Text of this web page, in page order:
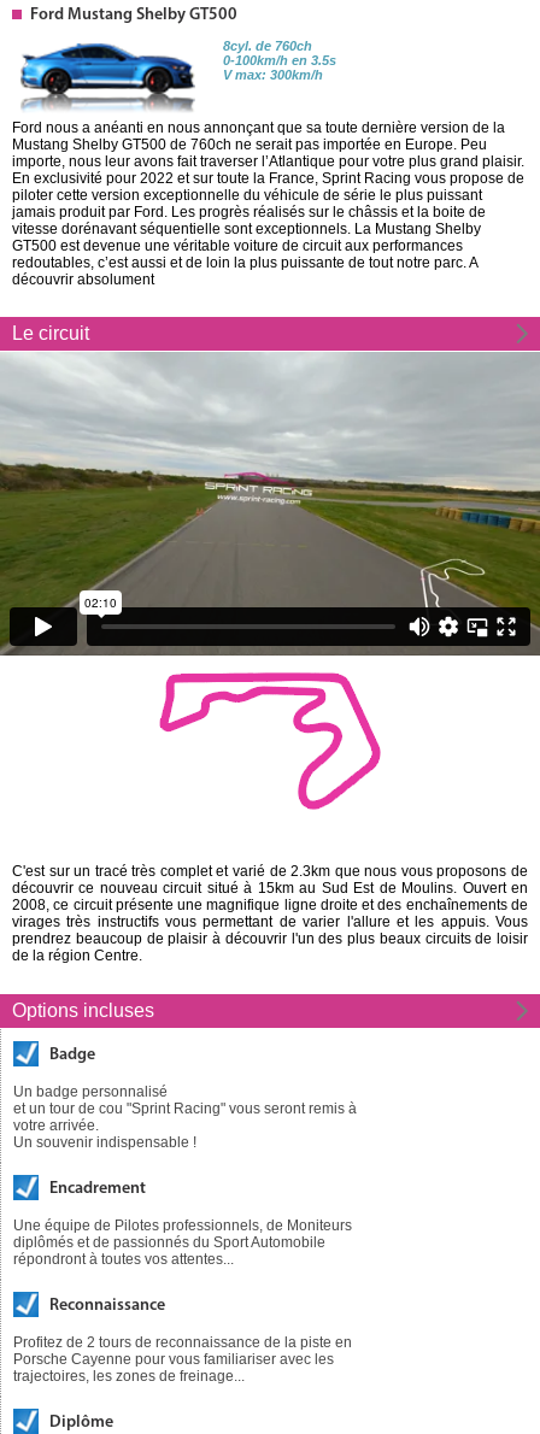
Options incluses
Badge
Un badge personnalisé
et un tour de cou "Sprint Racing" vous seront remis à
votre arrivée.
Un souvenir indispensable !
Encadrement
Une équipe de Pilotes professionnels, de Moniteurs
diplômés et de passionnés du Sport Automobile
répondront à toutes vos attentes...
Reconnaissance
Profitez de 2 tours de reconnaissance de la piste en
Porsche Cayenne pour vous familiariser avec les
trajectoires, les zones de freinage...
Diplôme
Ford Mustang Shelby GT500
8cyl. de 760ch
0-100km/h en 3.5s
V max: 300km/h
Ford nous a anéanti en nous annonçant que sa toute dernière version de la
Mustang Shelby GT500 de 760ch ne serait pas importée en Europe. Peu
importe, nous leur avons fait traverser l’Atlantique pour votre plus grand plaisir.
En exclusivité pour 2022 et sur toute la France, Sprint Racing vous propose de
piloter cette version exceptionnelle du véhicule de série le plus puissant
jamais produit par Ford. Les progrès réalisés sur le châssis et la boite de
vitesse dorénavant séquentielle sont exceptionnels. La Mustang Shelby
GT500 est devenue une véritable voiture de circuit aux performances
redoutables, c’est aussi et de loin la plus puissante de tout notre parc. A
découvrir absolument
Le circuit
C'est sur un tracé très complet et varié de 2.3km que nous vous proposons de
découvrir ce nouveau circuit situé à 15km au Sud Est de Moulins. Ouvert en
2008, ce circuit présente une magnifique ligne droite et des enchaînements de
virages très instructifs vous permettant de varier l'allure et les appuis. Vous
prendrez beaucoup de plaisir à découvrir l'un des plus beaux circuits de loisir
de la région Centre.